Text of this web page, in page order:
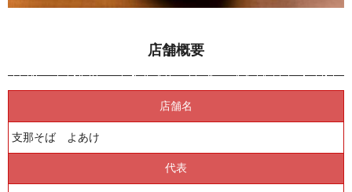
店舗概要
店舗名
支那そば よあけ
代表